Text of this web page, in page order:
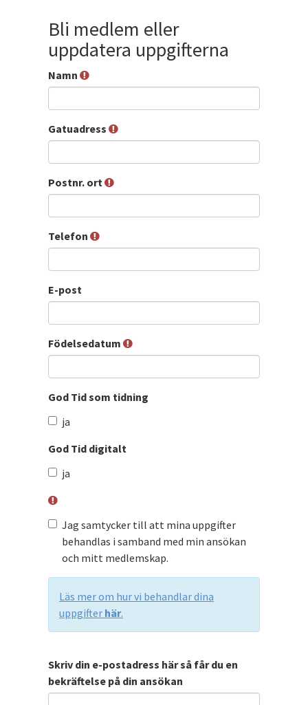
Bli medlem eller
uppdatera uppgifterna
Namn
Gatuadress
Postnr. ort
Telefon
E-post
Födelsedatum
God Tid som tidning
God
Tid
som
tidning
ja
God Tid digitalt
God
Tid
digitalt
ja
Jag samtycker till att mina uppgifter
behandlas i samband med min ansökan
och mitt medlemskap.
Läs mer om hur vi behandlar dina
uppgifter här.
Skriv din e-postadress här så får du en
bekräftelse på din ansökan